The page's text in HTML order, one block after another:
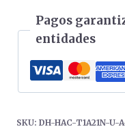
(Full
HD
1080p)/
1080p
a
Pagos
entidades
SKU: DH-HAC-T1A21N-U-